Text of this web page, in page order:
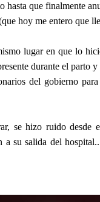
hasta que finalmente
hoy me entero que
lugar en que lo
durante el parto
del gobierno
se hizo ruido desde
su salida del